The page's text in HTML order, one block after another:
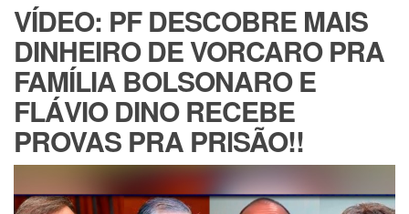
VÍDEO: PF DESCOBRE MAIS
DINHEIRO DE VORCARO PRA
FAMÍLIA BOLSONARO E
FLÁVIO DINO RECEBE
PROVAS PRA PRlSÃO!!